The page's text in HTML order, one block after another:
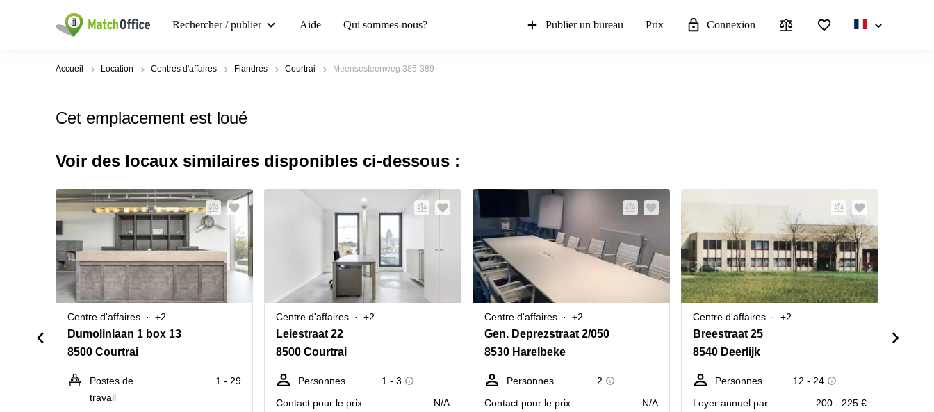
Rechercher / publier Aide Qui sommes-nous? Publier un bureau Prix Connexion
Accueil Location Centres d'affaires Flandres Courtrai Meensesteenweg 385-389
Cet emplacement est loué
Voir des locaux similaires disponibles ci-dessous :
Centre d'affaires +2
Dumolinlaan 1 box 13
8500 Courtrai
Postes de
travail
1 - 29
Centre d'affaires +2
Leiestraat 22
8500 Courtrai
Personnes
1 - 3
Contact pour le prix
N/A
Centre d'affaires +2
Gen. Deprezstraat 2/050
8530 Harelbeke
Personnes
2
Contact pour le prix
N/A
Centre d'affaires +2
Breestraat 25
8540 Deerlijk
Personnes
12 - 24
Loyer annuel par
200 - 225 €